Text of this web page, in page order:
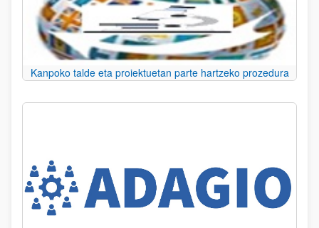
Kanpoko talde eta proiektuetan parte hartzeko prozedura